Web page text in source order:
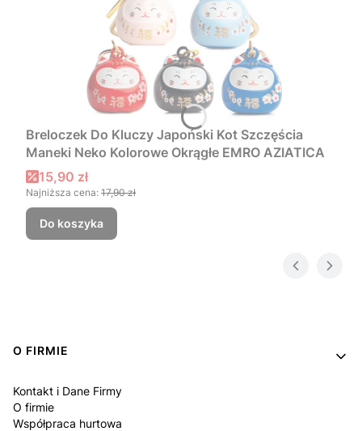
Breloczek Do Kluczy Japoński Kot Szczęścia
Maneki Neko Kolorowe Okrągłe EMRO AZIATICA
Cena promocyjna
15,90 zł
Najniższa cena: 17,90 zł
Do koszyka
Linki w stopce
O FIRMIE
Kontakt i Dane Firmy
O firmie
Współpraca hurtowa